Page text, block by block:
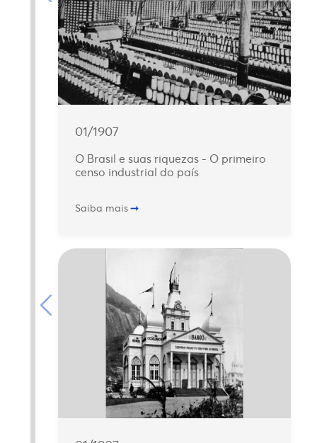
01/1907
O Brasil e suas riquezas - O primeiro
censo industrial do país
Saiba mais